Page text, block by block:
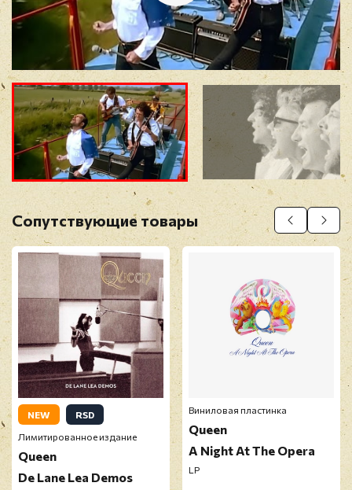
Отзыв *
Прикрепить фото
Оставить отзыв
Перед публикацией отзывы проходят
модерацию
Сопутствующие товары
NEW
RSD
Лимитированное издание
Queen
De Lane Lea Demos
Виниловая пластинка
Queen
A Night At The Opera
LP